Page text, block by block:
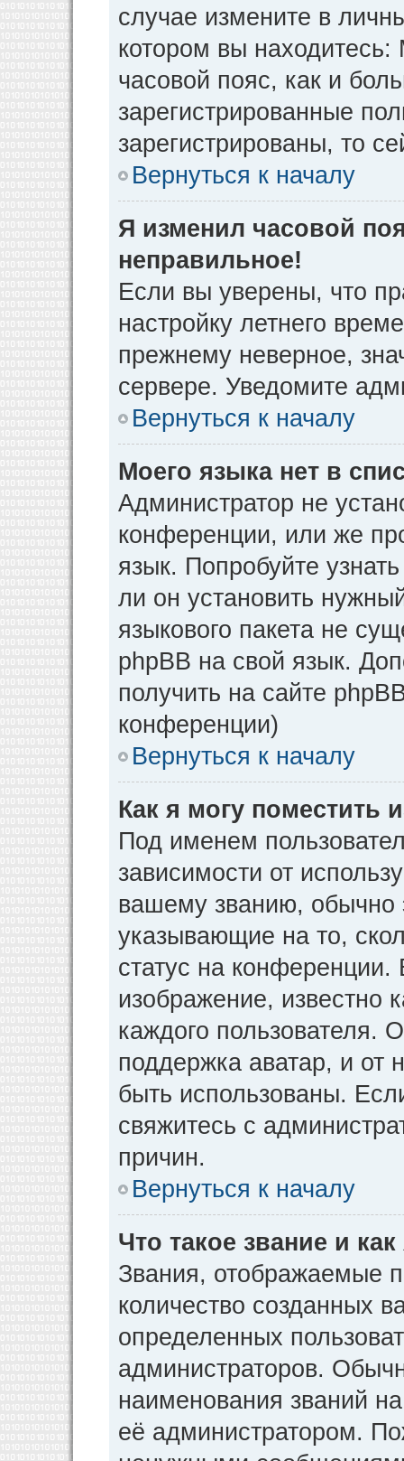
случае измените в
котором вы находитесь:
часовой пояс, как и
зарегистрированные
зарегистрированы, то
Вернуться к началу
Я изменил часовой
неправильное!
Если вы уверены, что
настройку летнего
прежнему неверное,
сервере. Уведомите
Вернуться к началу
Моего языка нет в
Администратор не
конференции, или же
язык. Попробуйте
ли он установить
языкового пакета не
phpBB на свой язык.
получить на сайте
конференции)
Вернуться к началу
Как я могу поместить
Под именем
зависимости от
вашему званию, обычно
указывающие на то,
статус на
изображение, известно
каждого пользователя.
поддержка аватар, и от
быть использованы.
свяжитесь с
причин.
Вернуться к началу
Что такое звание и
Звания, отображаемые
количество созданных
определенных
администраторов.
наименования званий
её администратором.